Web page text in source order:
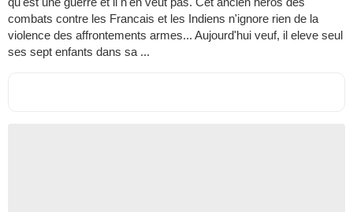
combats contre les Francais et les Indiens n'ignore rien de la
violence des affrontements armes... Aujourd'hui veuf, il eleve seul
ses sept enfants dans sa ...